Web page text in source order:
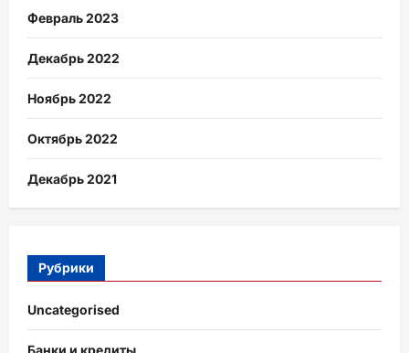
Февраль 2023
Декабрь 2022
Ноябрь 2022
Октябрь 2022
Декабрь 2021
Рубрики
Uncategorised
Банки и кредиты